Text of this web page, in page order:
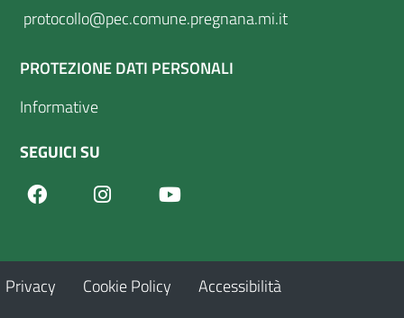
protocollo@pec.comune.pregnana.mi.it
PROTEZIONE DATI PERSONALI
Informative
SEGUICI SU
FacebookInstagram
Privacy Cookie Policy Accessibilità